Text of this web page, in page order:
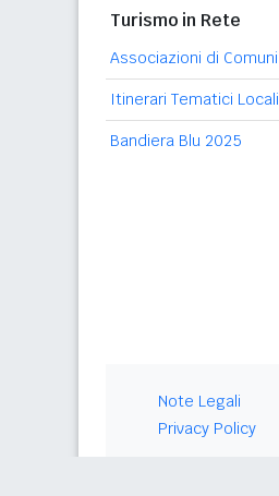
Turismo in Rete
Associazioni di Comuni
Itinerari Tematici Locali
Bandiera Blu 2025
Note Legali
Privacy Policy